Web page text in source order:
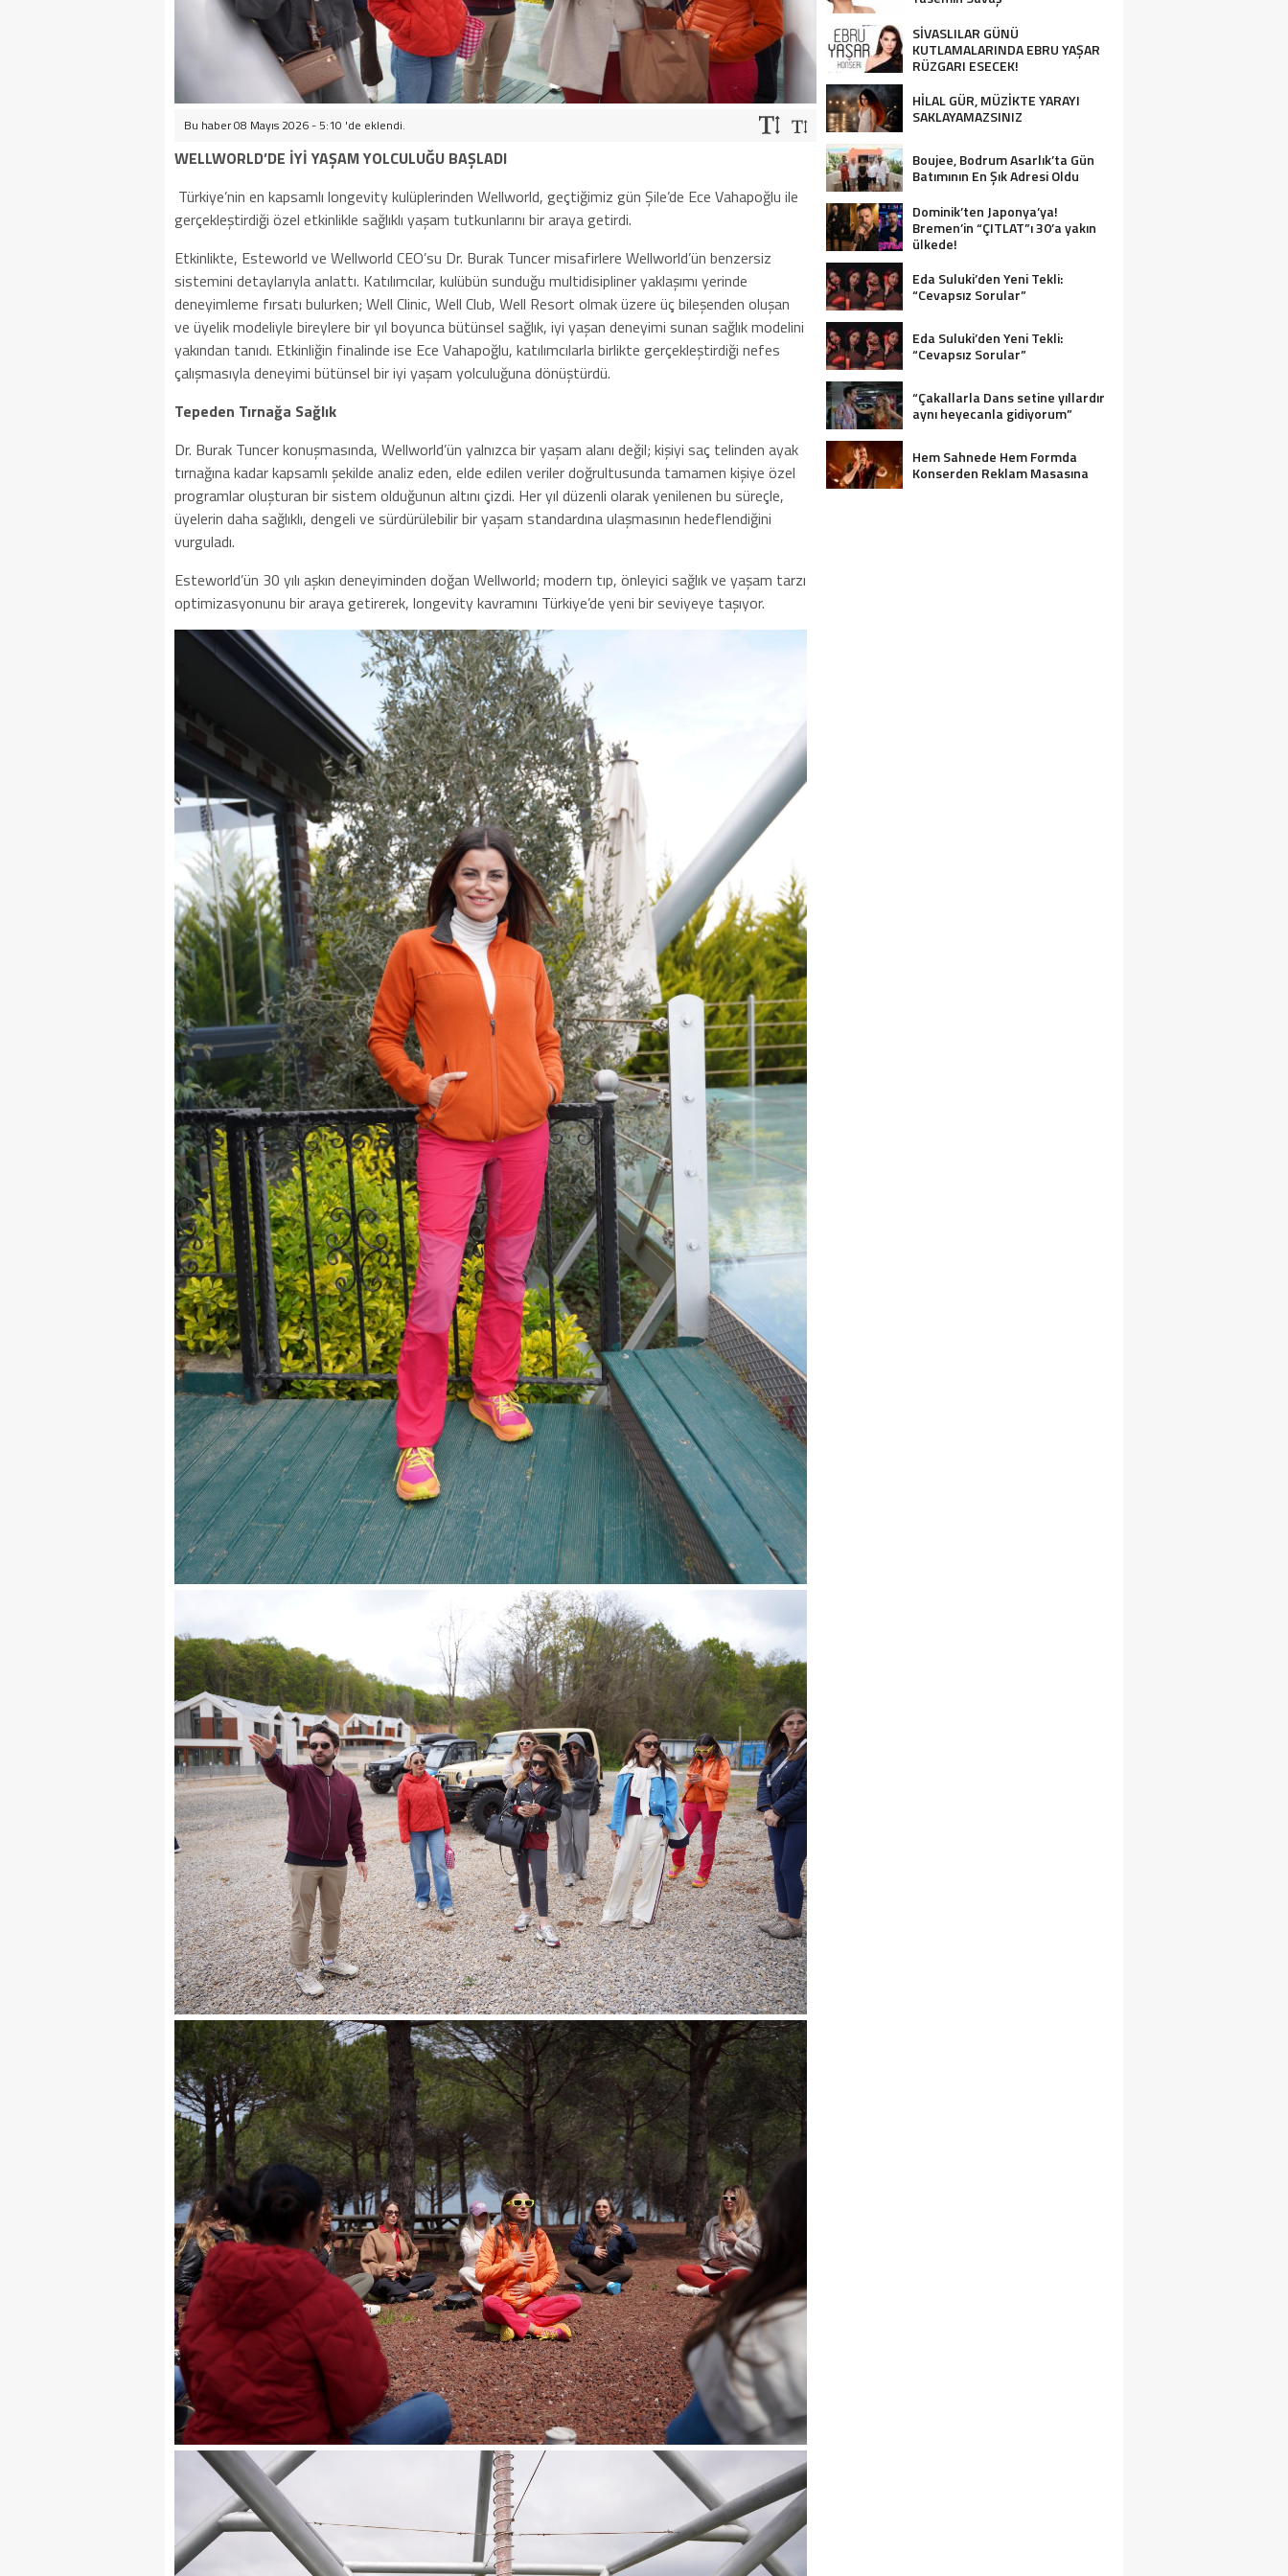
Bu haber 08 Mayıs 2026 - 5:10 'de eklendi.
WELLWORLD’DE İYİ YAŞAM YOLCULUĞU BAŞLADI
Türkiye’nin en kapsamlı longevity kulüplerinden Wellworld, geçtiğimiz gün Şile’de Ece Vahapoğlu ile
gerçekleştirdiği özel etkinlikle sağlıklı yaşam tutkunlarını bir araya getirdi.
Etkinlikte, Esteworld ve Wellworld CEO’su Dr. Burak Tuncer misafirlere Wellworld’ün benzersiz
sistemini detaylarıyla anlattı. Katılımcılar, kulübün sunduğu multidisipliner yaklaşımı yerinde
deneyimleme fırsatı bulurken; Well Clinic, Well Club, Well Resort olmak üzere üç bileşenden oluşan
ve üyelik modeliyle bireylere bir yıl boyunca bütünsel sağlık, iyi yaşan deneyimi sunan sağlık modelini
yakından tanıdı. Etkinliğin finalinde ise Ece Vahapoğlu, katılımcılarla birlikte gerçekleştirdiği nefes
çalışmasıyla deneyimi bütünsel bir iyi yaşam yolculuğuna dönüştürdü.
Tepeden Tırnağa Sağlık
Dr. Burak Tuncer konuşmasında, Wellworld’ün yalnızca bir yaşam alanı değil; kişiyi saç telinden ayak
tırnağına kadar kapsamlı şekilde analiz eden, elde edilen veriler doğrultusunda tamamen kişiye özel
programlar oluşturan bir sistem olduğunun altını çizdi. Her yıl düzenli olarak yenilenen bu süreçle,
üyelerin daha sağlıklı, dengeli ve sürdürülebilir bir yaşam standardına ulaşmasının hedeflendiğini
vurguladı.
Esteworld’ün 30 yılı aşkın deneyiminden doğan Wellworld; modern tıp, önleyici sağlık ve yaşam tarzı
optimizasyonunu bir araya getirerek, longevity kavramını Türkiye’de yeni bir seviyeye taşıyor.
SİVASLILAR GÜNÜ
KUTLAMALARINDA EBRU YAŞAR
RÜZGARI ESECEK!
HİLAL GÜR, MÜZİKTE YARAYI
SAKLAYAMAZSINIZ
Boujee, Bodrum Asarlık’ta Gün
Batımının En Şık Adresi Oldu
Dominik’ten Japonya’ya!
Bremen’in “ÇITLAT”ı 30’a yakın
ülkede!
Eda Suluki’den Yeni Tekli:
“Cevapsız Sorular”
Eda Suluki’den Yeni Tekli:
“Cevapsız Sorular”
“Çakallarla Dans setine yıllardır
aynı heyecanla gidiyorum”
Hem Sahnede Hem Formda
Konserden Reklam Masasına